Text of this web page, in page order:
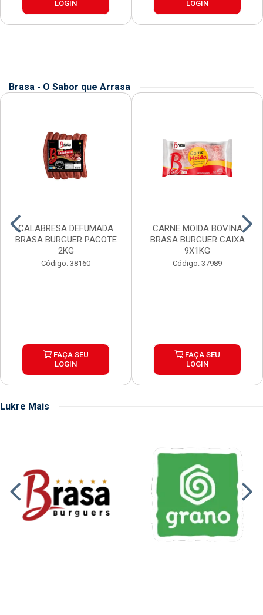
LOGIN LOGIN
Brasa - O Sabor que Arrasa
CALABRESA DEFUMADA
BRASA BURGUER PACOTE
2KG
Código: 38160
FAÇA SEU
LOGIN
CARNE MOIDA BOVINA
BRASA BURGUER CAIXA
9X1KG
Código: 37989
FAÇA SEU
LOGIN
Lukre Mais